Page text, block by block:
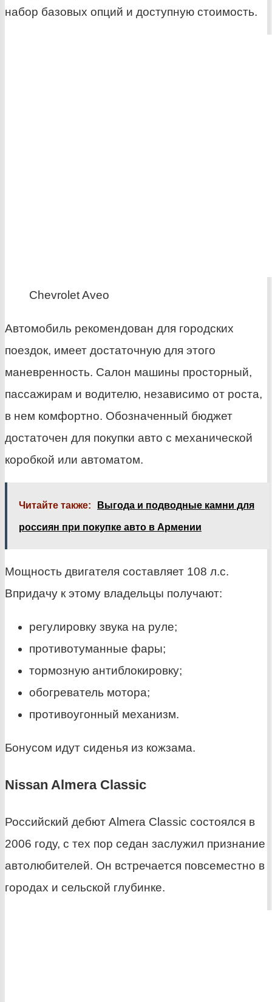
набор базовых опций и доступную стоимость.
Chevrolet Aveo
Автомобиль рекомендован для городских
поездок, имеет достаточную для этого
маневренность. Салон машины просторный,
пассажирам и водителю, независимо от роста,
в нем комфортно. Обозначенный бюджет
достаточен для покупки авто с механической
коробкой или автоматом.
Читайте также: Выгода и подводные камни для
россиян при покупке авто в Армении
Мощность двигателя составляет 108 л.с.
Впридачу к этому владельцы получают:
регулировку звука на руле;
противотуманные фары;
тормозную антиблокировку;
обогреватель мотора;
противоугонный механизм.
Бонусом идут сиденья из кожзама.
Nissan Almera Classic
Российский дебют Almera Classic состоялся в
2006 году, с тех пор седан заслужил признание
автолюбителей. Он встречается повсеместно в
городах и сельской глубинке.